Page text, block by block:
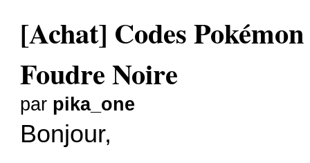
[Achat] Codes
Foudre Noire
par pika_one
Bonjour,